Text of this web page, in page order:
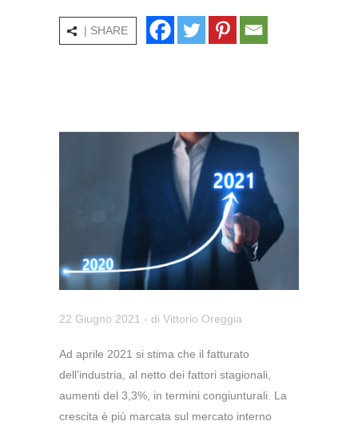
| SHARE
22 Giugno 2021 - di Vittorio Oreggia
Ad aprile 2021 si stima che il fatturato
dell’industria, al netto dei fattori stagionali,
aumenti del 3,3%, in termini congiunturali. La
crescita è più marcata sul mercato interno